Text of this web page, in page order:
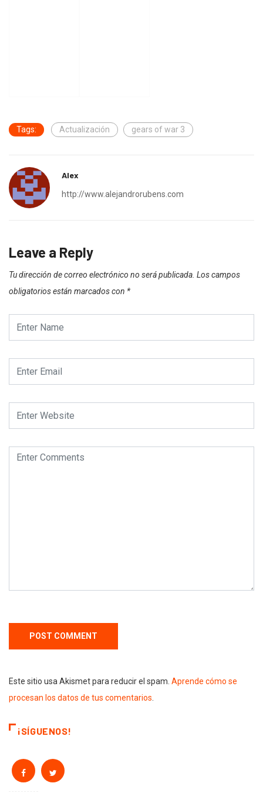
Tags: Actualización gears of war 3
Alex
http://www.alejandrorubens.com
Leave a Reply
Tu dirección de correo electrónico no será publicada. Los campos
obligatorios están marcados con *
Este sitio usa Akismet para reducir el spam. Aprende cómo se
procesan los datos de tus comentarios
¡SÍGUENOS!